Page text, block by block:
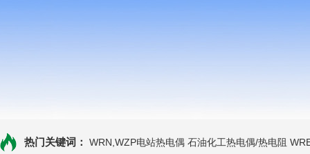
热门关键词： WRN,WZP电站热电偶 石油化工热电偶/热电阻